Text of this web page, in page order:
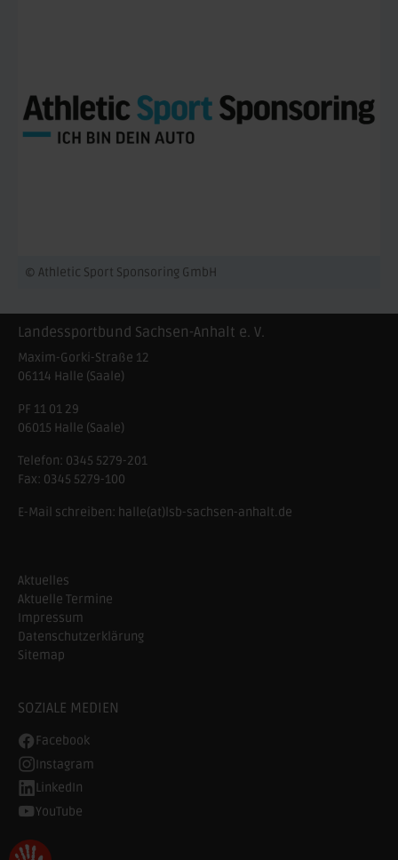
© Athletic Sport Sponsoring GmbH
Landessportbund Sachsen-Anhalt e. V.
Maxim-Gorki-Straße 12
06114 Halle (Saale)
PF 11 01 29
06015 Halle (Saale)
Telefon: 0345 5279-201
Fax: 0345 5279-100
E-Mail schreiben: halle(at)lsb-sachsen-anhalt.de
Aktuelles
Aktuelle Termine
Impressum
Datenschutzerklärung
Sitemap
SOZIALE MEDIEN
Facebook
Instagram
LinkedIn
YouTube